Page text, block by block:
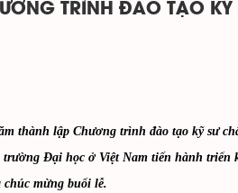
TRÌNH ĐÀO TẠO KỸ
thành lập Chương trình đào tạo kỹ sư
Đại học ở Việt Nam tiến hành
chúc mừng buổi lễ.